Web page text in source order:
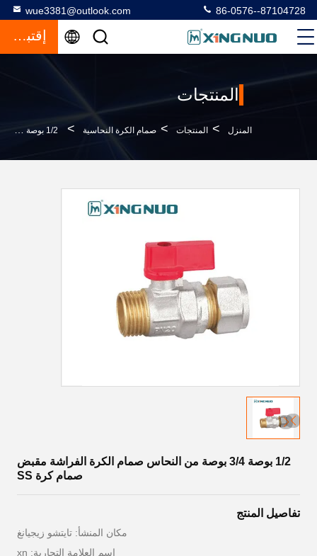
wue3381@outlook.com 86-0576--87104728
إقتباس
المنتجات
المنزل > المنتجات > صمام الكرة النحاسية > 1/2 بوصة 3/4 بوصة من النحاس صمام الكرة الفراشة مقبض صمام كرة SS
1/2 بوصة 3/4 بوصة من النحاس صمام الكرة الفراشة مقبض
صمام كرة SS
تفاصيل المنتج
مكان المنشأ: تايتشو زيجيانغ
اسم العلامة التجارية: xn